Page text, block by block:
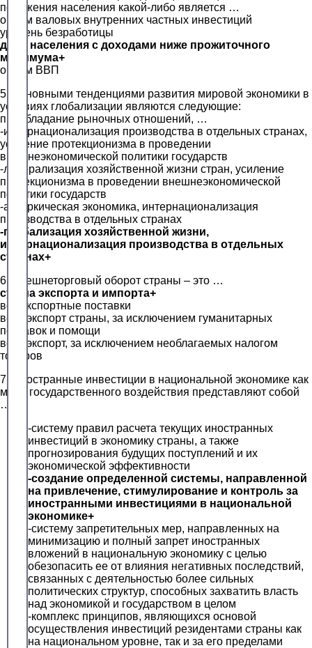
положения населения какой-либо является …
объем валовых внутренних частных инвестиций
уровень безработицы
доля населения с доходами ниже прожиточного
минимума+
объем ВВП
5. Основными тенденциями развития мировой экономики в
условиях глобализации являются следующие:
преобладание рыночных отношений, …
-интернационализация производства в отдельных странах,
усиление протекционизма в проведении
внешнеэкономической политики государств
-либерализация хозяйственной жизни стран, усиление
протекционизма в проведении внешнеэкономической
политики государств
-автаркическая экономика, интернационализация
производства в отдельных странах
-глобализация хозяйственной жизни,
интернационализация производства в отдельных
странах+
6. Внешнеторговый оборот страны – это …
сумма экспорта и импорта+
все экспортные поставки
весь экспорт страны, за исключением гуманитарных
поставок и помощи
весь экспорт, за исключением необлагаемых налогом
товаров
7. Иностранные инвестиции в национальной экономике как
мера государственного воздействия представляют собой
…
-систему правил расчета текущих иностранных
инвестиций в экономику страны, а также
прогнозирования будущих поступлений и их
экономической эффективности
-создание определенной системы, направленной
на привлечение, стимулирование и контроль за
иностранными инвестициями в национальной
экономике+
-систему запретительных мер, направленных на
минимизацию и полный запрет иностранных
вложений в национальную экономику с целью
обезопасить ее от влияния негативных последствий,
связанных с деятельностью более сильных
политических структур, способных захватить власть
над экономикой и государством в целом
-комплекс принципов, являющихся основой
осуществления инвестиций резидентами страны как
на национальном уровне, так и за его пределами